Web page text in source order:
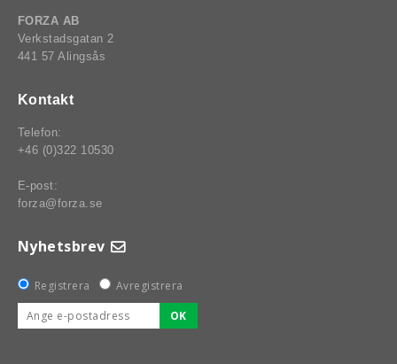
FORZA AB
Verkstadsgatan 2
441 57 Alingsås
Kontakt
Telefon:
+46 (0)322 10530
E-post:
forza@forza.se
Nyhetsbrev
Registrera
Avregistrera
OK